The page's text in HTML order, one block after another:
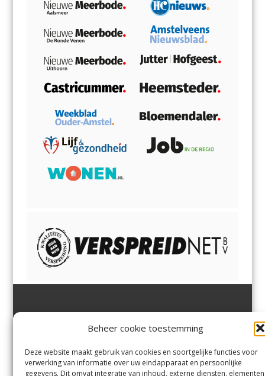
Beheer cookie toestemming
Deze website maakt gebruik van cookies en soortgelijke functies voor
verwerking van informatie over uw eindapparaat en persoonlijke
gegevens. Dit omvat integratie van inhoud, externe diensten, elementen
Margadantstraat 34
0255-533900
info@jutter.nlofinfo@hofgee
st.nl
Velserbroek,Velsen-Zuid,
Zuid,Driehuisen
Spaarnwoude.